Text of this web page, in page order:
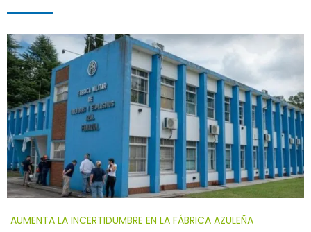
AUMENTA LA INCERTIDUMBRE EN LA FÁBRICA AZULEÑA